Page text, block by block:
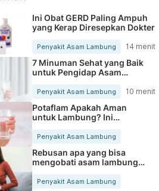
Ini Obat GERD Paling Ampuh
yang Kerap Diresepkan Dokter
Penyakit Asam Lambung 14 menit
7 Minuman Sehat yang Baik
untuk Pengidap Asam
Penyakit Asam Lambung 10 menit
Potaflam Apakah Aman
untuk Lambung? Ini
Penyakit Asam Lambung
Rebusan apa yang bisa
mengobati asam lambung?
Ini solusinya
Penyakit Asam Lambung